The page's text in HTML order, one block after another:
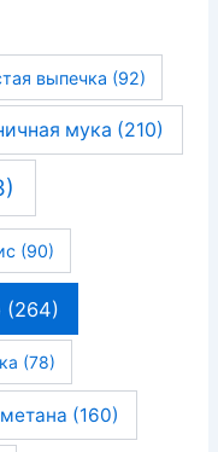
выпечка (92)
мука (210)
(90)
(264)
(78)
(160)